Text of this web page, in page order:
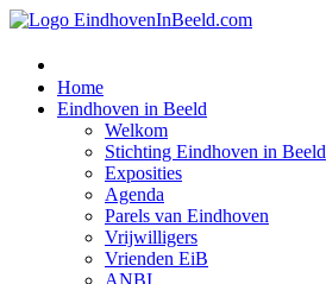
Home
Eindhoven in Beeld
Welkom
Stichting Eindhoven in Beeld
Exposities
Agenda
Parels van Eindhoven
Vrijwilligers
Vrienden EiB
ANBI